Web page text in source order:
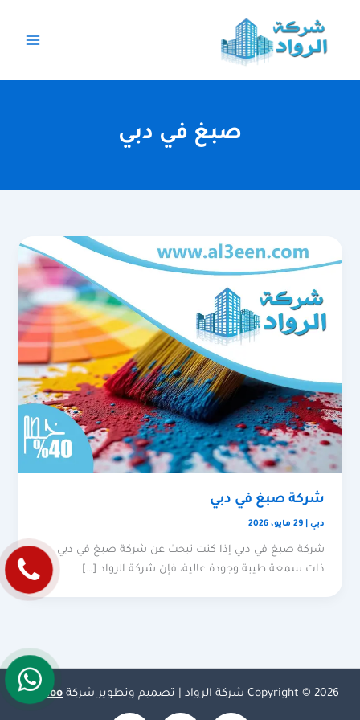
المحتوى
صبغ في دبي
شركة صبغ في دبي
دبي |29 مايو، 2026
شركة صبغ في دبي إذا كنت تبحث عن شركة صبغ في دبي
ذات سمعة طيبة وجودة عالية، فإن شركة الرواد […]
Copyright © 2026 شركة الرواد | تصميم وتطوير شركة Olymoo